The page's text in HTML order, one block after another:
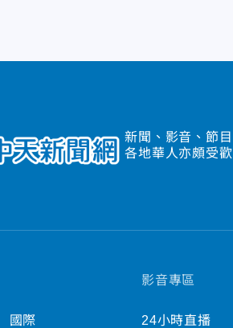
新聞、影音、節
各地華人亦頗受
國際
影音專區
24小時直播